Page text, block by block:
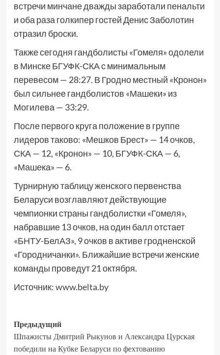
встречи минчане дважды заработали пенальти
и оба раза голкипер гостей Денис Заболотин
отразил броски.
Также сегодня гандболисты «Гомеля» одолели
в Минске БГУФК-СКА с минимальным
перевесом — 28:27. В Гродно местный «Кронон»
был сильнее гандболистов «Машеки» из
Могилева — 33:29.
После первого круга положение в группе
лидеров таково: «Мешков Брест» — 14 очков,
СКА — 12, «Кронон» — 10, БГУФК-СКА — 6,
«Машека» — 6.
Турнирную таблицу женского первенства
Беларуси возглавляют действующие
чемпионки страны гандболистки «Гомеля»,
набравшие 13 очков, на один балл отстает
«БНТУ-БелАЗ», 9 очков в активе гродненской
«Городничанки». Ближайшие встречи женские
команды проведут 21 октября.
Источник:www.belta.by
Предыдущий
Шпажисты Дмитрий Рыкунов и Александра Цурская
победили на Кубке Беларуси по фехтованию